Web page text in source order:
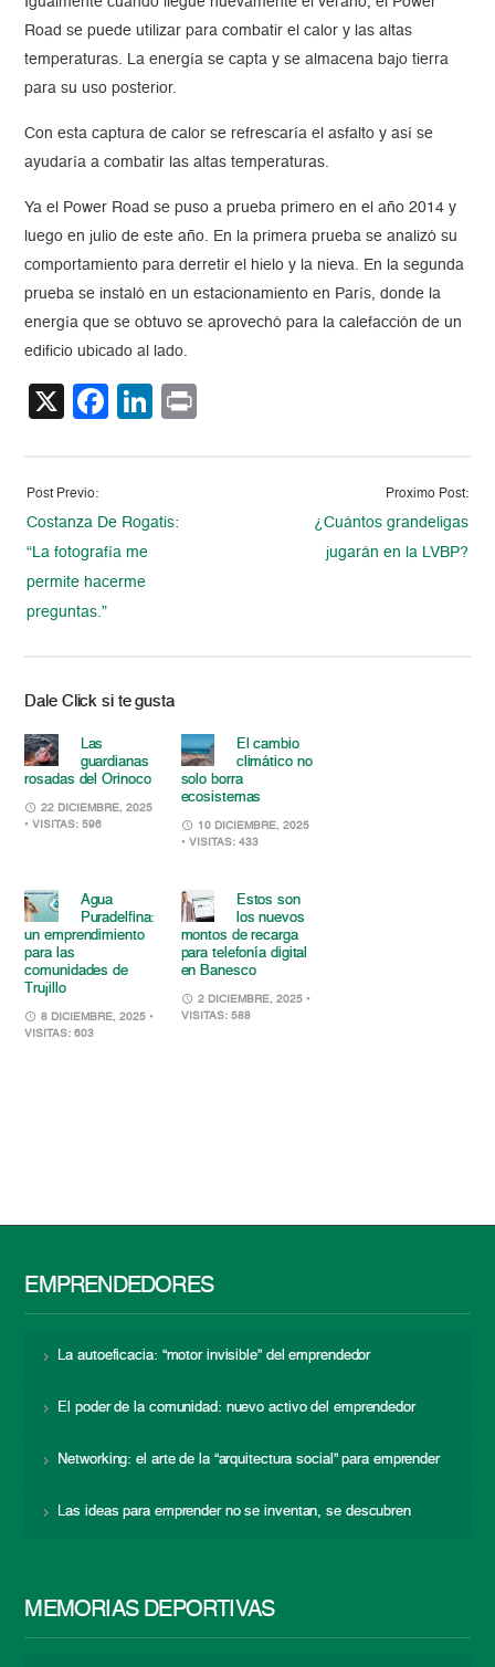
Road se puede utilizar para combatir el calor y las altas
temperaturas. La energía se capta y se almacena bajo tierra
para su uso posterior.
Con esta captura de calor se refrescaría el asfalto y así se
ayudaría a combatir las altas temperaturas.
Ya el Power Road se puso a prueba primero en el año 2014 y
luego en julio de este año. En la primera prueba se analizó su
comportamiento para derretir el hielo y la nieva. En la segunda
prueba se instaló en un estacionamiento en París, donde la
energía que se obtuvo se aprovechó para la calefacción de un
edificio ubicado al lado.
X Facebook
LinkedIn
Post Previo:
Costanza De Rogatis:
“La fotografía me
permite hacerme
preguntas.”
Proximo Post:
¿Cuántos grandeligas
jugarán en la LVBP?
Dale Click si te gusta
Las
guardianas
rosadas del Orinoco
22 DICIEMBRE, 2025
• VISITAS: 596
El cambio
climático no
solo borra
ecosistemas
10 DICIEMBRE, 2025
• VISITAS: 433
Agua
Puradelfina:
un emprendimiento
para las
comunidades de
Trujillo
8 DICIEMBRE, 2025 •
VISITAS: 603
Estos son
los nuevos
montos de recarga
para telefonía digital
en Banesco
2 DICIEMBRE, 2025 •
VISITAS: 588
EMPRENDEDORES
La autoeficacia: “motor invisible” del emprendedor
El poder de la comunidad: nuevo activo del emprendedor
Networking: el arte de la “arquitectura social” para emprender
Las ideas para emprender no se inventan, se descubren
MEMORIAS DEPORTIVAS